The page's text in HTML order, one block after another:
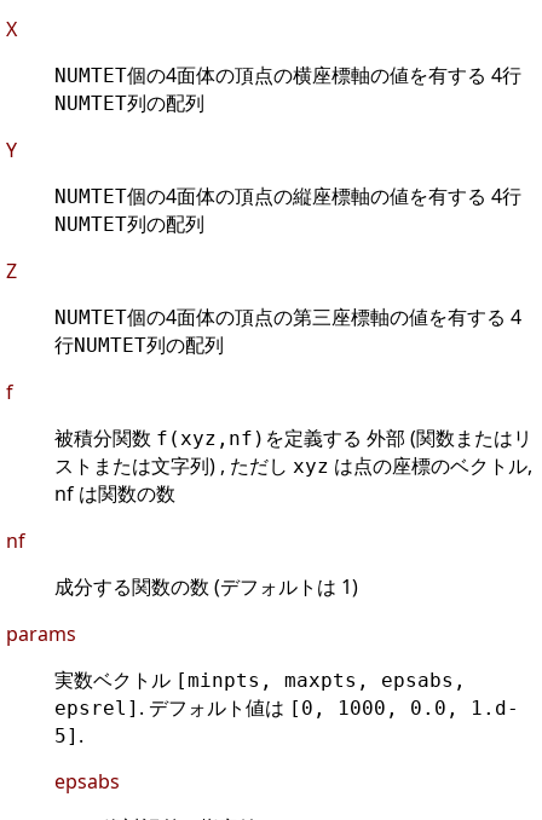
X
NUMTET個の4面体の頂点の横座標軸の値を有する 4行
NUMTET列の配列
Y
NUMTET個の4面体の頂点の縦座標軸の値を有する 4行
NUMTET列の配列
Z
NUMTET個の4面体の頂点の第三座標軸の値を有する 4
行NUMTET列の配列
f
被積分関数 f(xyz,nf) を定義する 外部 (関数またはリ
ストまたは文字列) , ただし xyz は点の座標のベクトル,
nf は関数の数
nf
成分する関数の数 (デフォルトは 1)
params
実数ベクトル [minpts, maxpts, epsabs,
epsrel] . デフォルト値は [0, 1000, 0.0, 1.d-
5] .
epsabs